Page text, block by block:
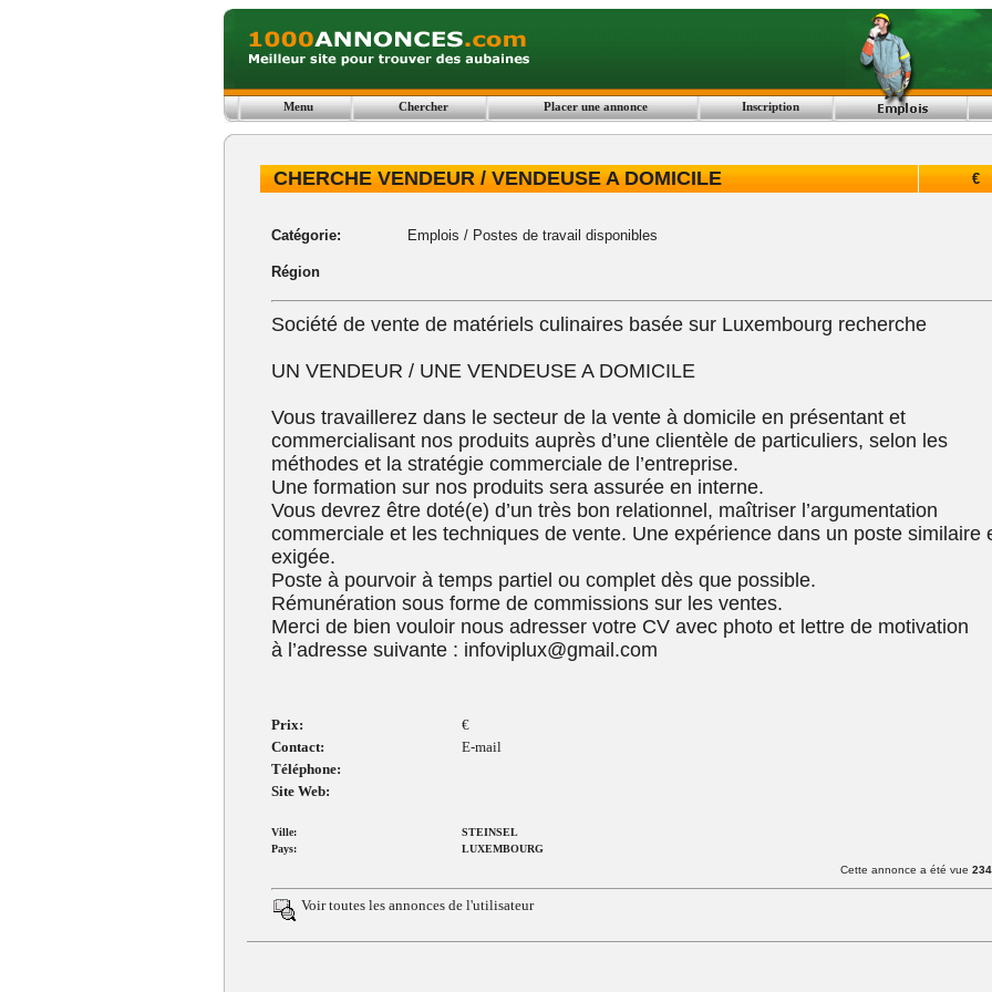
Menu Chercher Placer une annonce Inscription
CHERCHE VENDEUR / VENDEUSE A DOMICILE €
Catégorie: Emplois / Postes de travail disponibles
Région
Société de vente de matériels culinaires basée sur Luxembourg recherche
UN VENDEUR / UNE VENDEUSE A DOMICILE
Vous travaillerez dans le secteur de la vente à domicile en présentant et
commercialisant nos produits auprès d’une clientèle de particuliers, selon les
méthodes et la stratégie commerciale de l’entreprise.
Une formation sur nos produits sera assurée en interne.
Vous devrez être doté(e) d’un très bon relationnel, maîtriser l’argumentation
commerciale et les techniques de vente. Une expérience dans un poste similaire
exigée.
Poste à pourvoir à temps partiel ou complet dès que possible.
Rémunération sous forme de commissions sur les ventes.
Merci de bien vouloir nous adresser votre CV avec photo et lettre de motivation
à l’adresse suivante : infoviplux@gmail.com
Prix:
€
Contact:
E-mail
Téléphone:
Site Web:
Ville:
STEINSEL
Pays:
LUXEMBOURG
Cette annonce a été vue
Voir toutes les annonces de l'utilisateur